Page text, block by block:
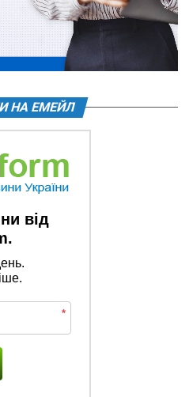
для громадян
2023 р.
НА ЕМЕЙЛ
від
*